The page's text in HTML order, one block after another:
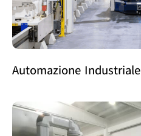
Automazione Industriale